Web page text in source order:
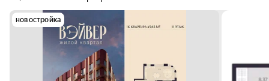
новостройка